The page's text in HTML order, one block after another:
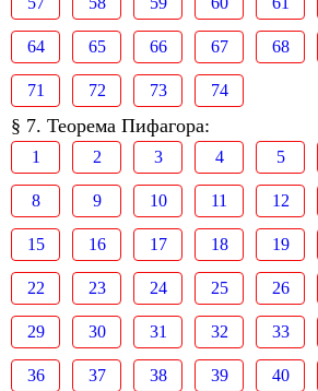
64 65 66 67 68
71 72 73 74
§ 7. Теорема Пифагора:
1 2 3 4 5
8 9 10 11 12
15 16 17 18 19
22 23 24 25 26
29 30 31 32 33
36 37 38 39 40